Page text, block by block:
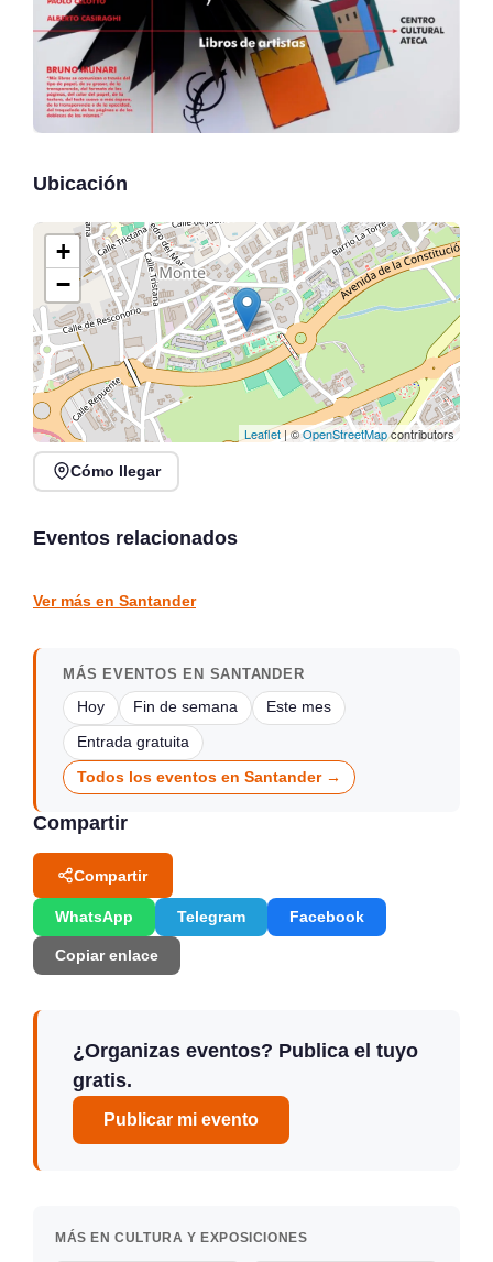
Ubicación
+
−
Leaflet| ©OpenStreetMapcontributors
Cómo llegar
Eventos relacionados
Veranos en Jado en
Santander
Ver más en Santander
MÁS EVENTOS EN SANTANDER
Hoy Fin de semana Este mes
Entrada gratuita
Todos los eventos en Santander →
Compartir
Compartir
WhatsApp Telegram Facebook
Copiar enlace
¿Organizas eventos? Publica el tuyo
gratis.
Publicar mi evento
MÁS EN CULTURA Y EXPOSICIONES